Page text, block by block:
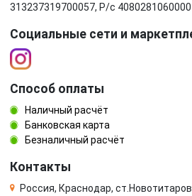
313237319700057, Р/c
Социальные сети и
Способ оплаты
Наличный расчёт
Банковская карта
Безналичный расчёт
Контакты
Россия, Краснодар,